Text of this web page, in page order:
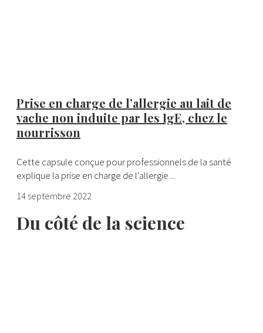
Prise en charge de l’allergie au lait de
vache non induite par les IgE, chez le
nourrisson
Cette capsule conçue pour professionnels de la santé
explique la prise en charge de l'allergie ...
14 septembre 2022
Du côté de la science